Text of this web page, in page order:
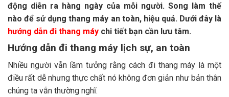
động diễn ra hàng ngày của mỗi người. Song làm thế
nào để sử dụng thang máy an toàn, hiệu quả. Dưới đây là
hướng dẫn đi thang máy chi tiết bạn cần lưu tâm.
Hướng dẫn đi thang máy lịch sự, an toàn
Nhiều người vẫn lầm tưởng rằng cách đi thang máy là một
điều rất dễ nhưng thực chất nó không đơn giản như bản thân
chúng ta vẫn thường nghĩ.